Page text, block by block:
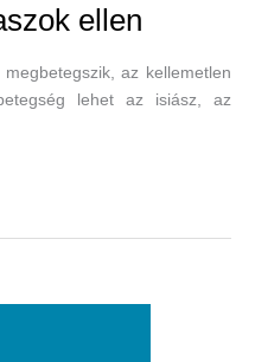
ellen
az kellemetlen
lehet az isiász, az